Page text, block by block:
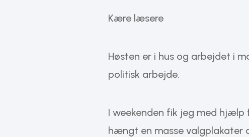
Kære læsere
Høsten er i hus og arbejdet i
politisk arbejde.
I weekenden fik jeg med
hængt en masse valgplakater